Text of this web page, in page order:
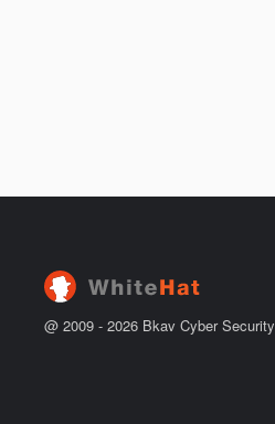
@ 2009 - 2026 Bkav Cyber Security